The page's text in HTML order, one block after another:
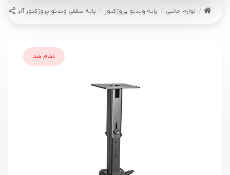
لوازم جانبی پایه ویدئو پروژکتور پایه سقفی ویدئو پروژکتور آلوبلک
تمام شد